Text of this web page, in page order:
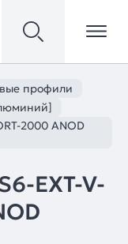
профили
2000 ANOD
EXT-V-